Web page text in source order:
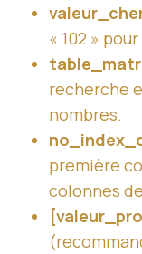
« 102 »
recherche
nombres.
première
colonnes